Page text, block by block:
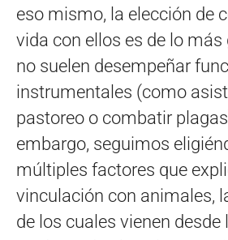
eso mismo, la elección de
vida con ellos es de lo más
no suelen desempeñar
instrumentales (como
pastoreo o combatir
embargo, seguimos
múltiples factores que
vinculación con animales,
de los cuales vienen desde